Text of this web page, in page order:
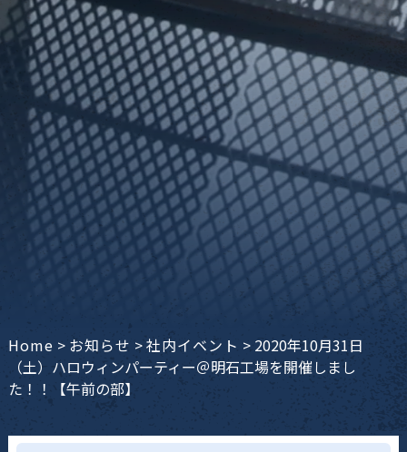
Home > お知らせ >社内イベント > 2020年10月31日
（土）ハロウィンパーティー＠明石工場を開催しまし
た！！【午前の部】